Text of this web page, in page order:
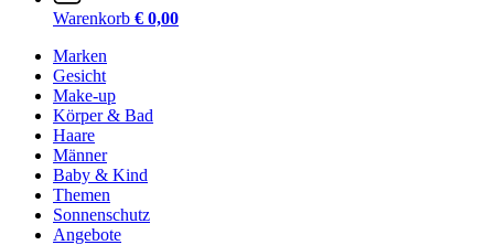
Warenkorb € 0,00
Marken
Gesicht
Make-up
Körper & Bad
Haare
Männer
Baby & Kind
Themen
Sonnenschutz
Angebote